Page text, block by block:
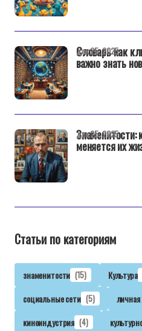
Словарь как
важно знать
дек 25, 2025
Знаменитости:
меняется их
дек 25, 2025
Статьи по категориям
знаменитости (15) Культура
социальные сети (5)
киноиндустрия (4)